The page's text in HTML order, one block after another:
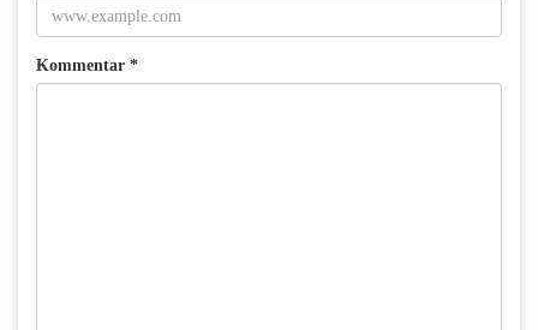
Kommentar *